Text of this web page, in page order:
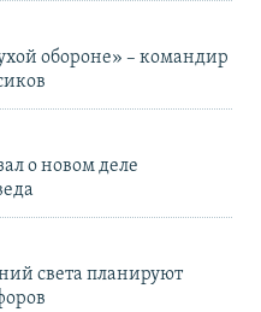
обороне» – командир
о новом деле
света планируют